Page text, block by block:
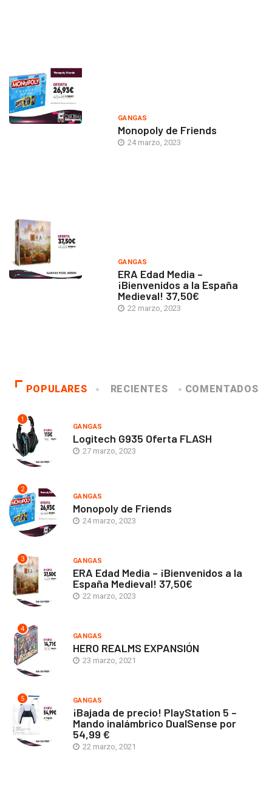
GANGAS
Monopoly de Friends
24 marzo, 2023
GANGAS
ERA Edad Media –
¡Bienvenidos a la España
Medieval! 37,50€
22 marzo, 2023
POPULARES RECIENTES COMENTADOS
1
GANGAS
Logitech G935 Oferta FLASH
27 marzo, 2023
2
GANGAS
Monopoly de Friends
24 marzo, 2023
3 GANGAS
ERA Edad Media – ¡Bienvenidos a la
España Medieval! 37,50€
22 marzo, 2023
4
GANGAS
HERO REALMS EXPANSIÓN
23 marzo, 2021
5 GANGAS
¡Bajada de precio! PlayStation 5 –
Mando inalámbrico DualSense por
54,99 €
22 marzo, 2021